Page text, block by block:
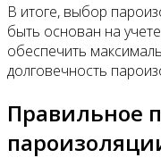
В итоге, выбор
быть основан на
обеспечить
долговечность
Правильное